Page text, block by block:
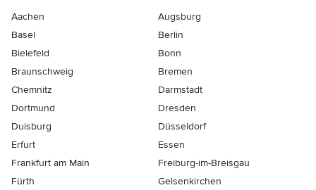
Aachen
Augsburg
Basel
Berlin
Bielefeld
Bonn
Braunschweig
Bremen
Chemnitz
Darmstadt
Dortmund
Dresden
Duisburg
Düsseldorf
Erfurt
Essen
Frankfurt am Main
Freiburg-im-Breisgau
Fürth
Gelsenkirchen